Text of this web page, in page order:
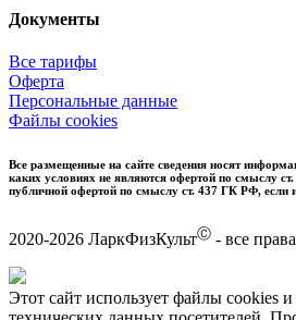
Документы
Все тарифы
Оферта
Персональные данные
Файлы cookies
Все размещенные на сайте сведения носят
каких условиях не являются офертой по смыслу
публичной офертой по смыслу ст. 437 ГК РФ, если
2020-2026 ЛаркФизКультⒸ - все
Этот сайт использует файлы cookies